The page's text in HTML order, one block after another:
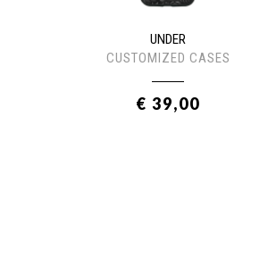
UNDER
CUSTOMIZED CASES
€ 39,00